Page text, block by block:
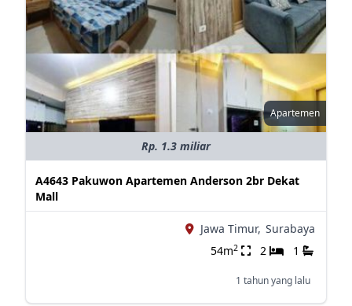
Apartemen
Rp. 1.3 miliar
A4643 Pakuwon Apartemen Anderson 2br Dekat
Mall
Jawa Timur, Surabaya
54m2 2 1
1 tahun yang lalu